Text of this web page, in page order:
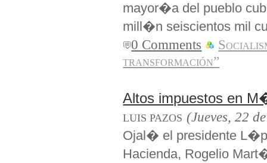
mayor�a del pueblo
mill�n seiscientos mil
0 Comments
transformación”
Altos impuestos en
LUIS PAZOS (Jueves, 22
Ojal� el presidente
Hacienda, Rogelio